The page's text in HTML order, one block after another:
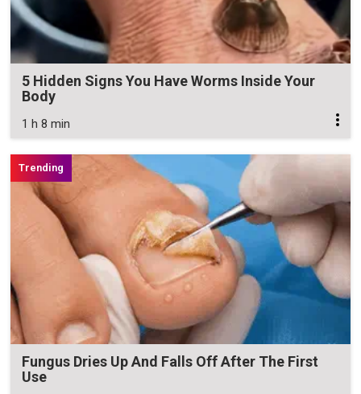
5 Hidden Signs You Have Worms Inside Your
Body
1 h 8 min
Fungus Dries Up And Falls Off After The First
Use